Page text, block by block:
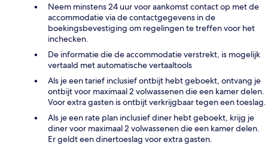
Neem minstens 24 uur voor aankomst contact op met de
accommodatie via de contactgegevens in de
boekingsbevestiging om regelingen te treffen voor het
inchecken.
De informatie die de accommodatie verstrekt, is mogelijk
vertaald met automatische vertaaltools
Als je een tarief inclusief ontbijt hebt geboekt, ontvang je
ontbijt voor maximaal 2 volwassenen die een kamer delen.
Voor extra gasten is ontbijt verkrijgbaar tegen een toeslag.
Als je een rate plan inclusief diner hebt geboekt, krijg je
diner voor maximaal 2 volwassenen die een kamer delen.
Er geldt een dinertoeslag voor extra gasten.